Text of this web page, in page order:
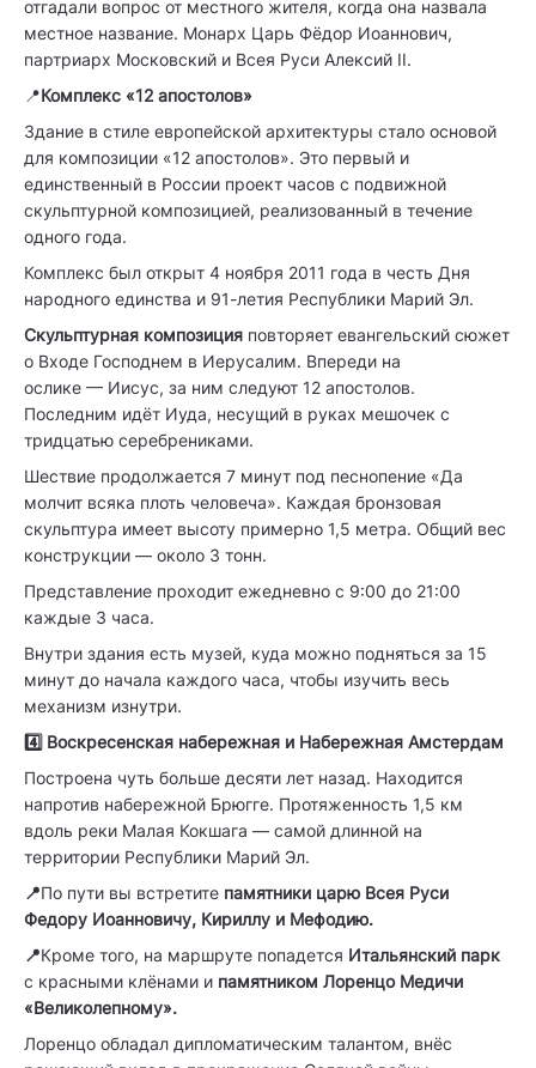
отгадали вопрос от местного жителя, когда она назвала
местное название. Монарх Царь Фёдор Иоаннович,
партриарх Московский и Всея Руси Алексий II.
📍Комплекс «12 апостолов»
Здание в стиле европейской архитектуры стало основой
для композиции «12 апостолов». Это первый и
единственный в России проект часов с подвижной
скульптурной композицией, реализованный в течение
одного года.
Комплекс был открыт 4 ноября 2011 года в честь Дня
народного единства и 91-летия Республики Марий Эл.
Скульптурная композиция повторяет евангельский сюжет
о Входе Господнем в Иерусалим. Впереди на
ослике — Иисус, за ним следуют 12 апостолов.
Последним идёт Иуда, несущий в руках мешочек с
тридцатью серебрениками.
Шествие продолжается 7 минут под песнопение «Да
молчит всяка плоть человеча». Каждая бронзовая
скульптура имеет высоту примерно 1,5 метра. Общий вес
конструкции — около 3 тонн.
Представление проходит ежедневно с 9:00 до 21:00
каждые 3 часа.
Внутри здания есть музей, куда можно подняться за 15
минут до начала каждого часа, чтобы изучить весь
механизм изнутри.
4️⃣ Воскресенская набережная и Набережная Амстердам
Построена чуть больше десяти лет назад. Находится
напротив набережной Брюгге. Протяженность 1,5 км
вдоль реки Малая Кокшага — самой длинной на
территории Республики Марий Эл.
📍По пути вы встретите памятники царю Всея Руси
Федору Иоанновичу, Кириллу и Мефодию.
📍Кроме того, на маршруте попадется Итальянский парк
с красными клёнами и памятником Лоренцо Медичи
«Великолепному».
Лоренцо обладал дипломатическим талантом, внёс